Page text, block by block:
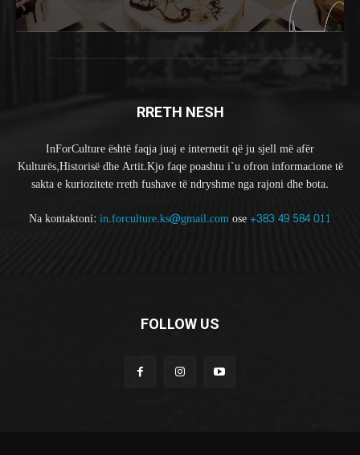
RRETH NESH
InForCulture është faqja juaj e internetit që ju sjell më afër
Kulturës,Historisë dhe Artit.Kjo faqe poashtu i`u ofron informacione të
sakta e kuriozitete rreth fushave të ndryshme nga rajoni dhe bota.
Na kontaktoni: in.forculture.ks@gmail.comose+383 49 584 011
FOLLOW US